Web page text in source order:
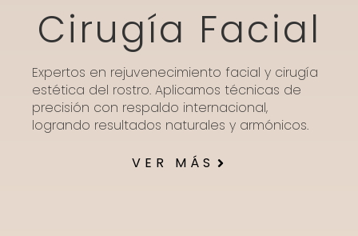
Cirugía Facial
Expertos en rejuvenecimiento facial y cirugía
estética del rostro. Aplicamos técnicas de
precisión con respaldo internacional,
logrando resultados naturales y armónicos.
VER MÁS